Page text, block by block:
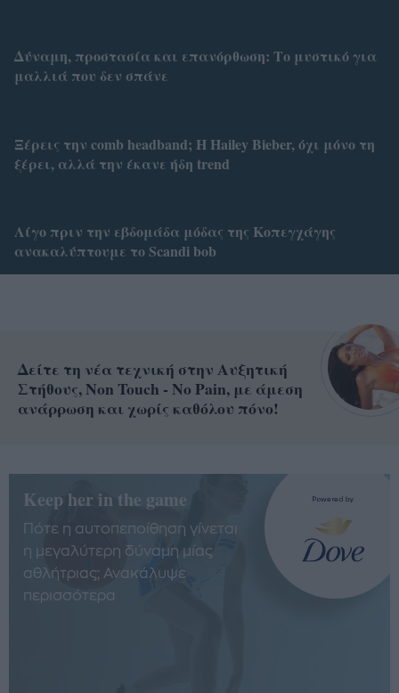
Δύναμη, προστασία και επανόρθωση: Το μυστικό για
μαλλιά που δεν σπάνε
Ξέρεις την comb headband; Η Hailey Bieber, όχι μόνο τη
ξέρει, αλλά την έκανε ήδη trend
Λίγο πριν την εβδομάδα μόδας της Κοπεγχάγης
ανακαλύπτουμε το Scandi bob
Δείτε τη νέα τεχνική στην Αυξητική
Στήθους, Non Touch - No Pain, με άμεση
ανάρρωση και χωρίς καθόλου πόνο!
Keep her in the game
Πότε η αυτοπεποίθηση γίνεται
η μεγαλύτερη δύναμη μίας
αθλήτριας; Ανακάλυψε
περισσότερα